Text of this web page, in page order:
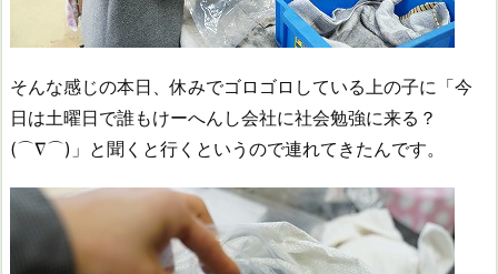
そんな感じの本日、休みでゴロゴロしている上の子に「今
日は土曜日で誰もけーへんし会社に社会勉強に来る？
(⌒∇⌒)」と聞くと行くというので連れてきたんです。